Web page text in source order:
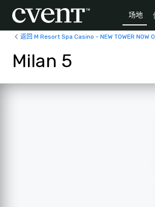
场地
返回 M Resort Spa Casino - NEW TOWER NOW
Milan 5